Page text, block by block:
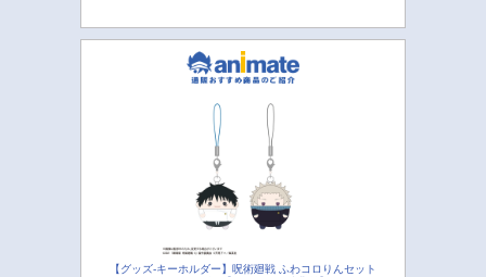
【グッズ-キーホルダー】呪術廻戦 ふわコロりんセット